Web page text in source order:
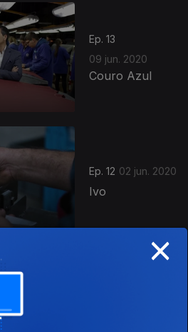
Ep. 13
09 jun. 2020
Couro Azul
Ep. 12 02 jun. 2020
Ivo
×